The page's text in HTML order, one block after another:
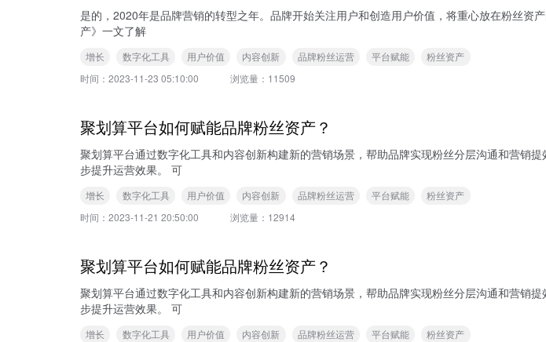
是的，2020年是品牌营销的转型之年。品牌开始关注用户和创造用户价值，将重心放在粉丝资产的运营上，通过与平台合作实现
产》一文了解
增长 数字化工具 用户价值 内容创新 品牌粉丝运营 平台赋能
粉丝资产
时间： 2023-11-23 05:10:00 浏览量： 11509
聚划算平台如何赋能品牌粉丝资产？
聚划算平台通过数字化工具和内容创新构建新的营销场景，帮助品牌实现粉丝分层沟通和营销
步提升运营效果。 可
增长 数字化工具 用户价值 内容创新 品牌粉丝运营 平台赋能
粉丝资产
时间： 2023-11-21 20:50:00 浏览量： 12914
聚划算平台如何赋能品牌粉丝资产？
聚划算平台通过数字化工具和内容创新构建新的营销场景，帮助品牌实现粉丝分层沟通和营销
步提升运营效果。 可
增长 数字化工具 用户价值 内容创新 品牌粉丝运营 平台赋能
粉丝资产